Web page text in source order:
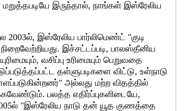
இருந்தால், நாங்கள் இஸ்ரேலிய
இஸ்ரேலிய பார்லிமெண்ட் "குடி
இச்சட்டப்படி, பாலஸ்தீனிய
வசிப்பு உரிமையும் பெறுவதை
தள்ளுபடிகளை விட்டு, உள்நாடு
அல்லது மற்ற விதத்தில்
பலத்த எதிர்ப்புகளிடையே,
"இஸ்ரேலிய நாடு தன் யூத குணத்தை